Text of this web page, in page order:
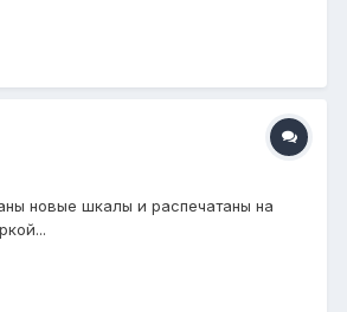
новые шкалы и распечатаны на